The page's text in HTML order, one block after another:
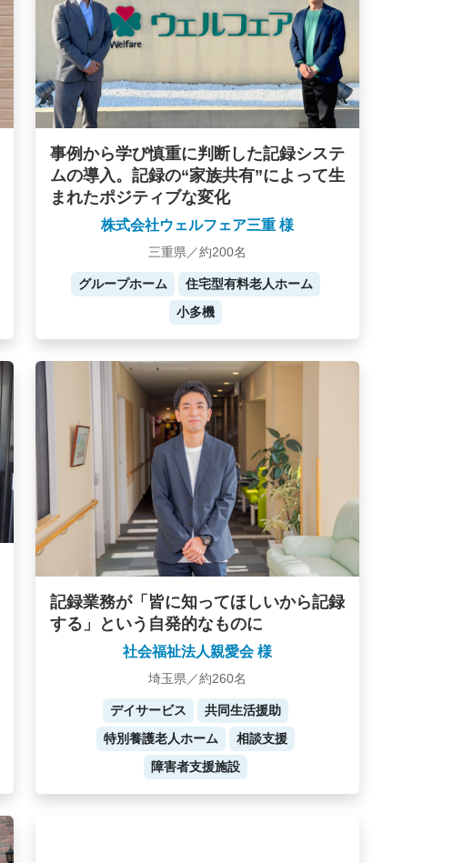
事例から学び慎重に判断した記録システ
ムの導入。記録の“家族共有”によって生
まれたポジティブな変化
株式会社ウェルフェア三重 様
三重県／約200名
グループホーム
住宅型有料老人ホーム
小多機
記録業務が「皆に知ってほしいから記録
する」という自発的なものに
社会福祉法人親愛会 様
埼玉県／約260名
デイサービス
共同生活援助
特別養護老人ホーム
相談支援
障害者支援施設